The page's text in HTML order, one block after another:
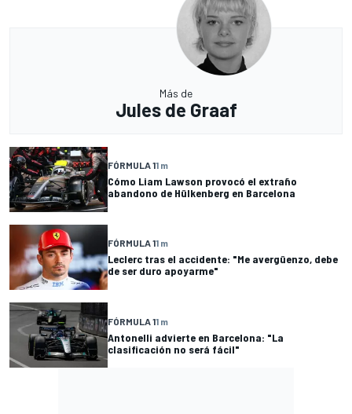
Más de
Jules de Graaf
FÓRMULA 11 m
Cómo Liam Lawson provocó el extraño
abandono de Hülkenberg en Barcelona
FÓRMULA 11 m
Leclerc tras el accidente: "Me avergüenzo, debe
de ser duro apoyarme"
FÓRMULA 11 m
Antonelli advierte en Barcelona: "La
clasificación no será fácil"